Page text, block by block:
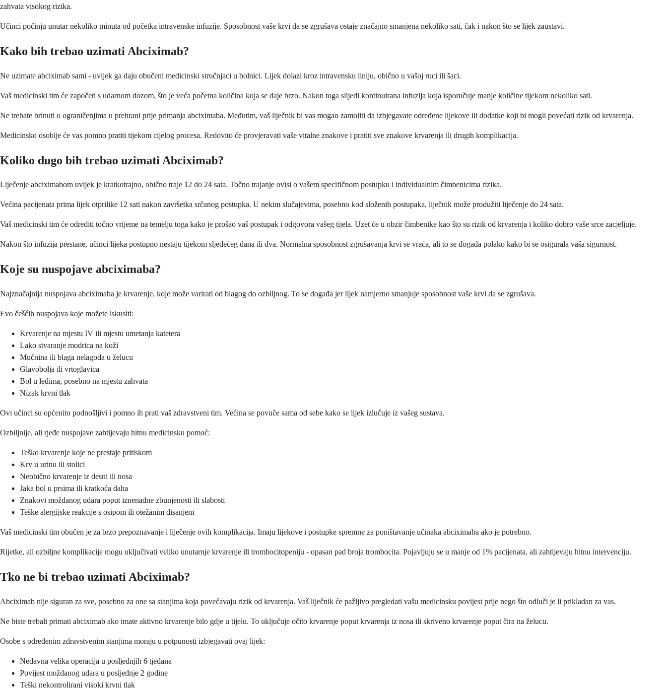
zahvata visokog rizika.
Učinci počinju unutar nekoliko minuta od početka intravenske infuzije. Sposobnost vaše krvi da se zgrušava ostaje značajno smanjena nekoliko sati, čak i nakon što se lijek zaustavi.
Kako bih trebao uzimati Abciximab?
Ne uzimate abciximab sami - uvijek ga daju obučeni medicinski stručnjaci u bolnici. Lijek dolazi kroz intravensku liniju, obično u vašoj ruci ili šaci.
Vaš medicinski tim će započeti s udarnom dozom, što je veća početna količina koja se daje brzo. Nakon toga slijedi kontinuirana infuzija koja isporučuje manje količine tijekom nekoliko sati.
Ne trebate brinuti o ograničenjima u prehrani prije primanja abciximaba. Međutim, vaš liječnik bi vas mogao zamoliti da izbjegavate određene lijekove ili dodatke koji bi mogli povećati rizik od krvarenja.
Medicinsko osoblje će vas pomno pratiti tijekom cijelog procesa. Redovito će provjeravati vaše vitalne znakove i pratiti sve znakove krvarenja ili drugih komplikacija.
Koliko dugo bih trebao uzimati Abciximab?
Liječenje abciximabom uvijek je kratkotrajno, obično traje 12 do 24 sata. Točno trajanje ovisi o vašem specifičnom postupku i individualnim čimbenicima rizika.
Većina pacijenata prima lijek otprilike 12 sati nakon završetka srčanog postupka. U nekim slučajevima, posebno kod složenih postupaka, liječnik može produžiti liječenje do 24 sata.
Vaš medicinski tim će odrediti točno vrijeme na temelju toga kako je prošao vaš postupak i odgovora vašeg tijela. Uzet će u obzir čimbenike kao što su rizik od krvarenja i koliko dobro vaše srce zacjeljuje.
Nakon što infuzija prestane, učinci lijeka postupno nestaju tijekom sljedećeg dana ili dva. Normalna sposobnost zgrušavanja krvi se vraća, ali to se događa polako kako bi se osigurala vaša sigurnost.
Koje su nuspojave abciximaba?
Najznačajnija nuspojava abciximaba je krvarenje, koje može varirati od blagog do ozbiljnog. To se događa jer lijek namjerno smanjuje sposobnost vaše krvi da se zgrušava.
Evo češćih nuspojava koje možete iskusiti:
Krvarenje na mjestu IV ili mjestu umetanja katetera
Lako stvaranje modrica na koži
Mučnina ili blaga nelagoda u želucu
Glavobolja ili vrtoglavica
Bol u leđima, posebno na mjestu zahvata
Nizak krvni tlak
Ovi učinci su općenito podnošljivi i pomno ih prati vaš zdravstveni tim. Većina se povuče sama od sebe kako se lijek izlučuje iz vašeg sustava.
Ozbiljnije, ali rjeđe nuspojave zahtijevaju hitnu medicinsku pomoć:
Teško krvarenje koje ne prestaje pritiskom
Krv u urinu ili stolici
Neobično krvarenje iz desni ili nosa
Jaka bol u prsima ili kratkoća daha
Znakovi moždanog udara poput iznenadne zbunjenosti ili slabosti
Teške alergijske reakcije s osipom ili otežanim disanjem
Vaš medicinski tim obučen je za brzo prepoznavanje i liječenje ovih komplikacija. Imaju lijekove i postupke spremne za poništavanje učinaka abciximaba ako je potrebno.
Rijetke, ali ozbiljne komplikacije mogu uključivati ​​veliko unutarnje krvarenje ili trombocitopeniju - opasan pad broja trombocita. Pojavljuju se u manje od 1% pacijenata, ali zahtijevaju hitnu intervenciju.
Tko ne bi trebao uzimati Abciximab?
Abciximab nije siguran za sve, posebno za one sa stanjima koja povećavaju rizik od krvarenja. Vaš liječnik će pažljivo pregledati vašu medicinsku povijest prije nego što odluči je li prikladan za vas.
Ne biste trebali primati abciximab ako imate aktivno krvarenje bilo gdje u tijelu. To uključuje očito krvarenje poput krvarenja iz nosa ili skriveno krvarenje poput čira na želucu.
Osobe s određenim zdravstvenim stanjima moraju u potpunosti izbjegavati ovaj lijek:
Nedavna velika operacija u posljednjih 6 tjedana
Povijest moždanog udara u posljednje 2 godine
Teški nekontrolirani visoki krvni tlak